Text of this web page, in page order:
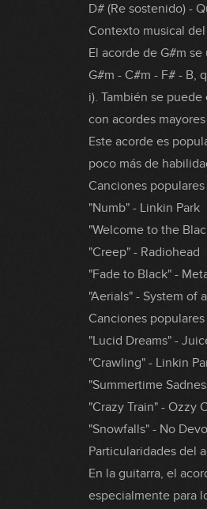
D# (Re sostenido) -
Contexto musical
El acorde de G#m
G#m - C#m - F# - B,
i). También se
con acordes
Este acorde es
poco más de
Canciones
"Numb" - Linkin Park
"Welcome to the
"Creep" - Radiohead
"Fade to Black" -
"Aerials" - System of
Canciones
"Lucid Dreams" -
"Crawling" - Linkin
"Summertime
"Crazy Train" - Ozzy
"Snowfalls" - No
Particularidades del
En la guitarra, el
especialmente para